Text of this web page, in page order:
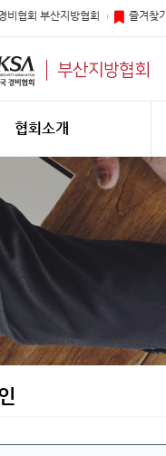
비협회 부산지방협회 즐겨찾기
부산지방협회
협회소개